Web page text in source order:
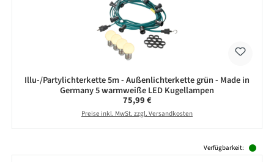
Illu-/Partylichterkette 5m - Außenlichterkette grün - Made in
Germany 5 warmweiße LED Kugellampen
Regulärer Preis:
75,99 €
Preise inkl. MwSt. zzgl. Versandkosten
Verfügbarkeit: